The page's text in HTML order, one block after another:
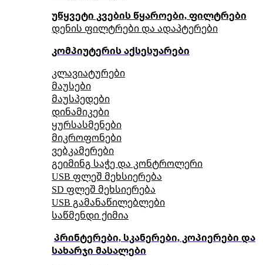
უწყვეტი კვების წყაროები, ფილტრები
დენის ფილტრები და ადაპტერები
კომპიუტერის აქსესუარები
კლავიატურები
მაუსები
მაუსპედები
დინამიკები
ყურსასმენები
მიკროფონები
ვებკამერები
გეიმინგ საჭე და კონტროლერი
USB ფლეშ მეხსიერება
SD ფლეშ მეხსიერება
USB გამანაწილებლები
საწმენდი ქიმია
პრინტერები, სკანერები, კოპიერები და
სახარჯი მასალები